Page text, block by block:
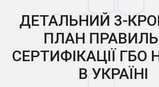
ДЕТАЛЬНИЙ 3-
ПЛАН
СЕРТИФІКАЦІЇ ГБО
В УКРАЇНІ